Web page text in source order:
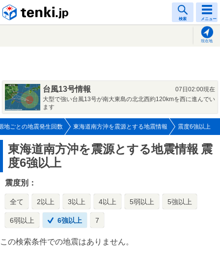
検索 メニュー
現在地
台風13号情報
07日02:00現在
大型で強い台風13号が南大東島の北北西約120kmを西に進んでい
ます
地ごとの地震発生回数 東海道南方沖を震源とする地震情報 震度6強以上
東海道南方沖を震源とする地震情報 震
度6強以上
震度別：
全て 2以上 3以上 4以上 5弱以上 5強以上
6弱以上 6強以上 7
この検索条件での地震はありません。